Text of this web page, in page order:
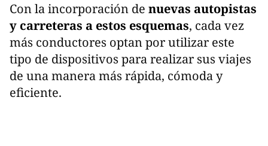
Con la incorporación de nuevas autopistas
y carreteras a estos esquemas, cada vez
más conductores optan por utilizar este
tipo de dispositivos para realizar sus viajes
de una manera más rápida, cómoda y
eficiente.